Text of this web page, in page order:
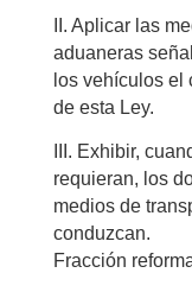
II. Aplicar las
aduaneras
los vehículos
de esta Ley.
III. Exhibir,
requieran, los
medios de
conduzcan.
Fracción